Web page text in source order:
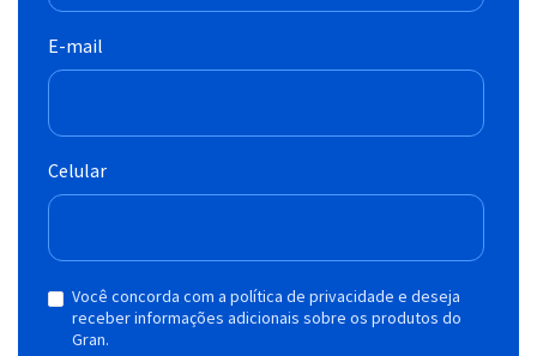
E-mail
Celular
Você concorda com a política de privacidade e deseja
receber informações adicionais sobre os produtos do
Gran.